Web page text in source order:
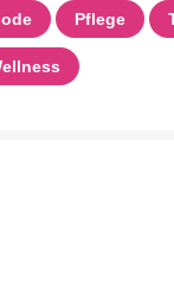
Pflege